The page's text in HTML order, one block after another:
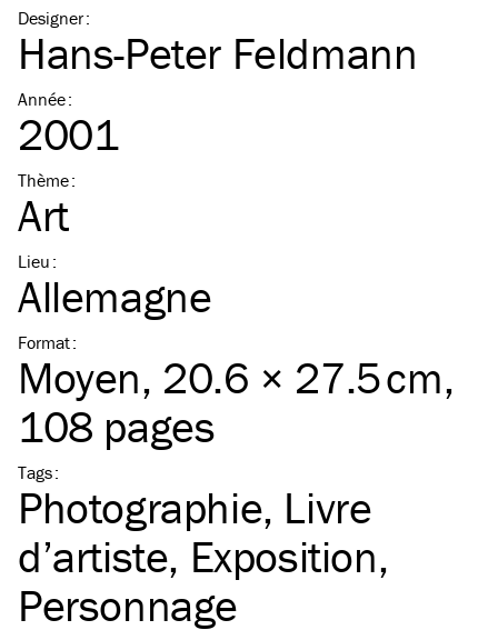
Designer:
Hans-Peter Feldmann
Année:
2001
Thème:
Art
Lieu :
Allemagne
Format:
Moyen, 20.6 × 27.5 cm,
108 pages
Tags:
Photographie Livre
d’artiste Exposition
Personnage